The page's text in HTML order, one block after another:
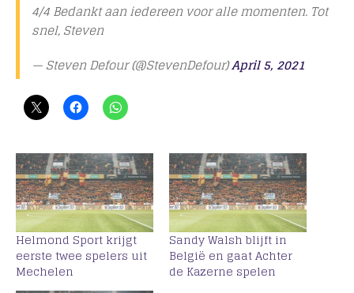
4/4 Bedankt aan iedereen voor alle momenten. Tot
snel, Steven
— Steven Defour (@StevenDefour)April 5, 2021
Helmond Sport krijgt
eerste twee spelers uit
Mechelen
Sandy Walsh blijft in
België en gaat Achter
de Kazerne spelen